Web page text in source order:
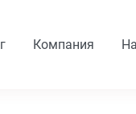
Компания